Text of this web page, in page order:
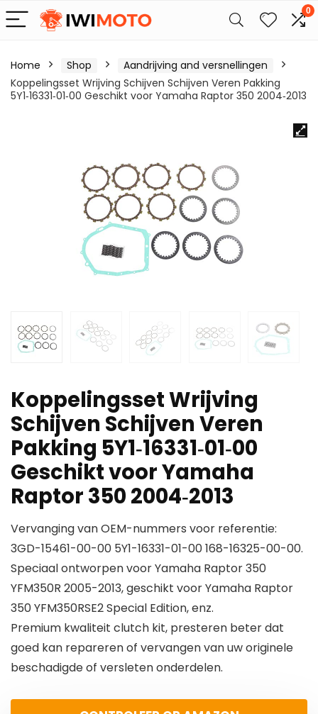
0
Home Shop
Aandrijving and versnellingen
Koppelingsset Wrijving Schijven Schijven Veren Pakking
5Y1‑16331‑01‑00 Geschikt voor Yamaha Raptor 350 2004‑2013
Koppelingsset Wrijving
Schijven Schijven Veren
Pakking 5Y1‑16331‑01‑00
Geschikt voor Yamaha
Raptor 350 2004‑2013
Vervanging van OEM-nummers voor referentie:
3GD-15461-00-00 5Y1-16331-01-00 168-16325-00-00.
Speciaal ontworpen voor Yamaha Raptor 350
YFM350R 2005-2013, geschikt voor Yamaha Raptor
350 YFM350RSE2 Special Edition, enz.
Premium kwaliteit clutch kit, presteren beter dat
goed kan repareren of vervangen van uw originele
beschadigde of versleten onderdelen.